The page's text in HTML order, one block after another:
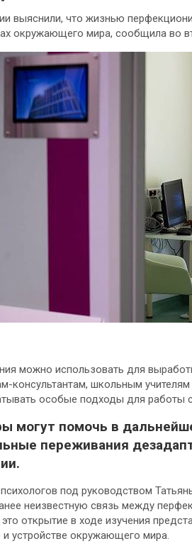
выяснили, что жизнью
окружающего мира, сообщила во
можно использовать для
консультантам, школьным
особые подходы для работы
могут помочь в
переживания
психологов под руководством
неизвестную связь между
открытие в ходе изучения
и устройстве окружающего мира.